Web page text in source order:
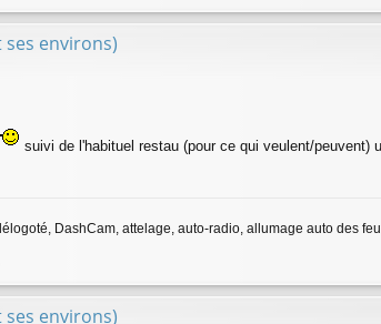
ses environs)
suivi de l'habituel restau (pour ce qui veulent/peuvent)
DashCam, attelage, auto-radio, allumage auto des
ses environs)